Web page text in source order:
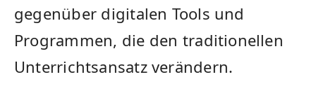
gegenüber ⁤digitalen Tools und
Programmen, ⁣die⁤ den traditionellen
Unterrichtsansatz verändern.